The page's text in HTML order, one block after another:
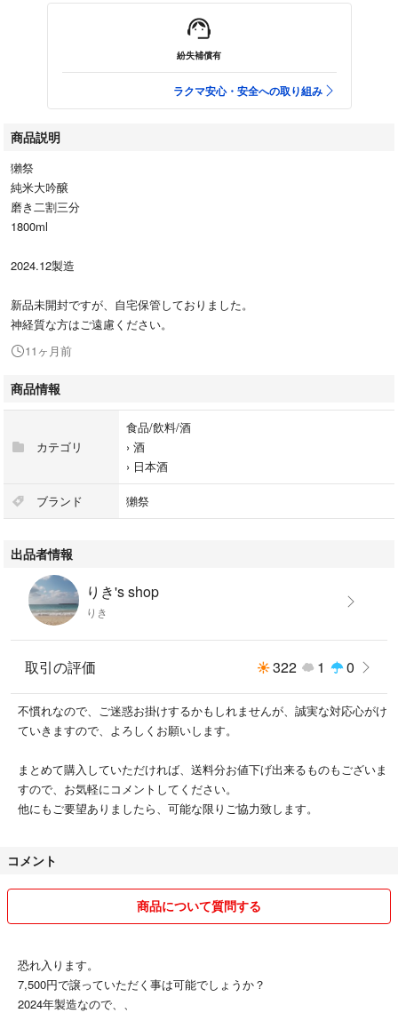
紛失補償有
ラクマ安心・安全への取り組み
商品説明
獺祭
純米大吟醸
磨き二割三分
1800ml
2024.12製造
新品未開封ですが、自宅保管しておりました。
神経質な方はご遠慮ください。
11ヶ月前
商品情報
カテゴリ
食品/飲料/酒
› 酒
› 日本酒
ブランド 獺祭
出品者情報
りき's shop
りき
取引の評価 322 1 0
不慣れなので、ご迷惑お掛けするかもしれませんが、誠実な対応心がけ
ていきますので、よろしくお願いします。
まとめて購入していただければ、送料分お値下げ出来るものもございま
すので、お気軽にコメントしてください。
他にもご要望ありましたら、可能な限りご協力致します。
コメント
商品について質問する
恐れ入ります。
7,500円で譲っていただく事は可能でしょうか？
2024年製造なので、、